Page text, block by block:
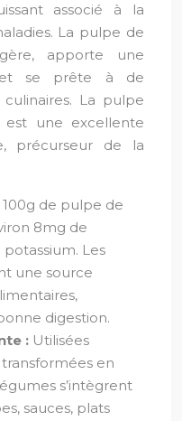
associé à la
La pulpe de
apporte une
et se prête à de
La pulpe
une excellente
précurseur de la
100g de pulpe de
8mg de
Les
une source
digestion.
: Utilisées
en
s’intègrent
sauces, plats